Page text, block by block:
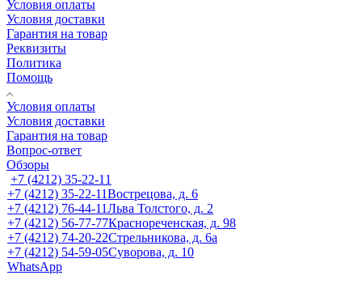
Условия оплаты
Условия доставки
Гарантия на товар
Реквизиты
Политика
Помощь
Условия оплаты
Условия доставки
Гарантия на товар
Вопрос-ответ
Обзоры
+7 (4212) 35-22-11
+7 (4212) 35-22-11Вострецова, д. 6
+7 (4212) 76-44-11Льва Толстого, д. 2
+7 (4212) 56-77-77Краснореченская, д. 98
+7 (4212) 74-20-22Стрельникова, д. 6а
+7 (4212) 54-59-05Суворова, д. 10
WhatsApp